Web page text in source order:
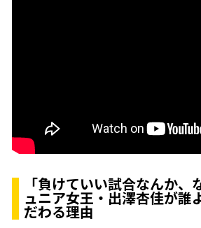
「負けていい試合なんか、
ュニア女王・出澤杏佳が誰
だわる理由